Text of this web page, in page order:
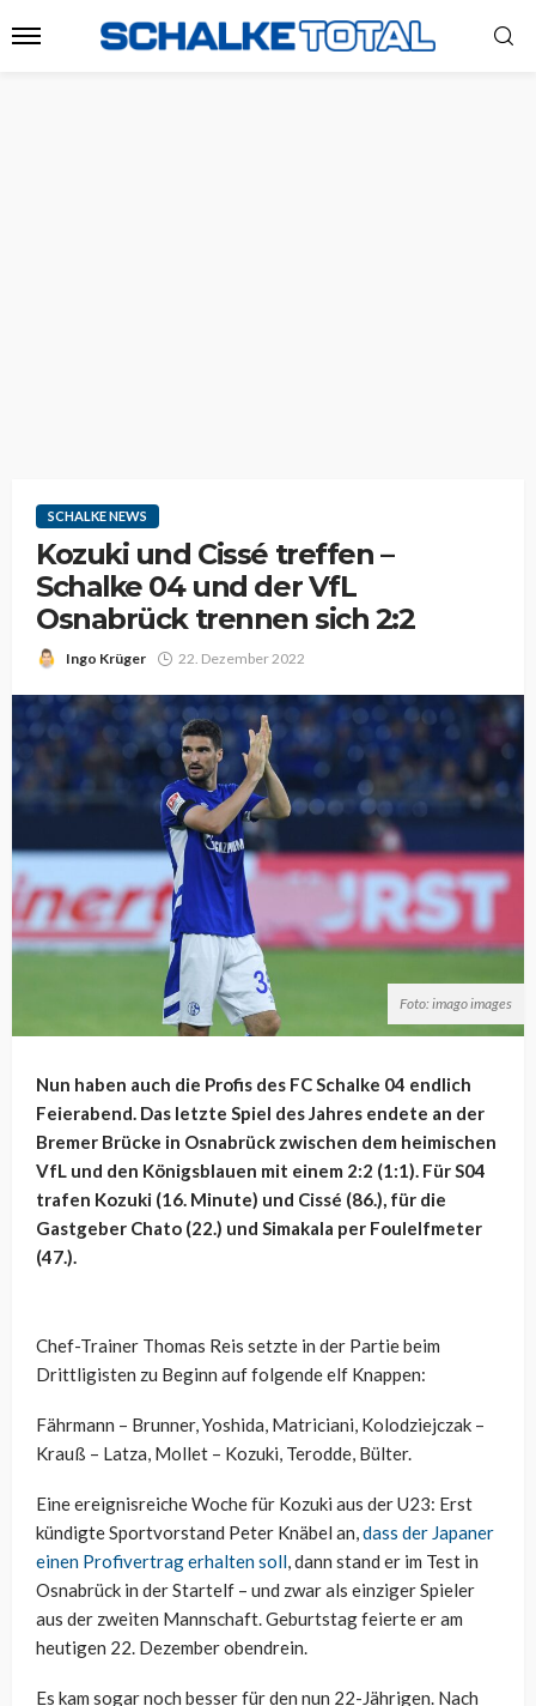
SCHALKE NEWS
Kozuki und Cissé treffen –
Schalke 04 und der VfL
Osnabrück trennen sich 2:2
Ingo Krüger 22. Dezember 2022
Foto: imago images
Nun haben auch die Profis des FC Schalke 04 endlich
Feierabend. Das letzte Spiel des Jahres endete an der
Bremer Brücke in Osnabrück zwischen dem heimischen
VfL und den Königsblauen mit einem 2:2 (1:1). Für S04
trafen Kozuki (16. Minute) und Cissé (86.), für die
Gastgeber Chato (22.) und Simakala per Foulelfmeter
(47.).
Chef-Trainer Thomas Reis setzte in der Partie beim
Drittligisten zu Beginn auf folgende elf Knappen:
Fährmann – Brunner, Yoshida, Matriciani, Kolodziejczak –
Krauß – Latza, Mollet – Kozuki, Terodde, Bülter.
Eine ereignisreiche Woche für Kozuki aus der U23: Erst
kündigte Sportvorstand Peter Knäbel an,dass der Japaner
einen Profivertrag erhalten soll, dann stand er im Test in
Osnabrück in der Startelf – und zwar als einziger Spieler
aus der zweiten Mannschaft. Geburtstag feierte er am
heutigen 22. Dezember obendrein.
Es kam sogar noch besser für den nun 22-Jährigen. Nach